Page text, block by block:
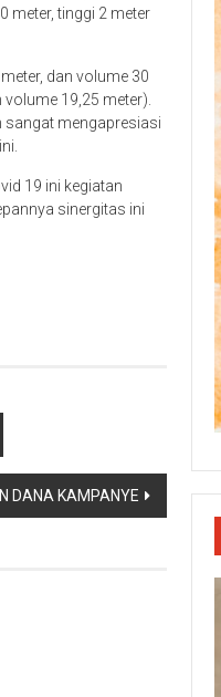
meter, tinggi 2 meter
dan volume 30
19,25 meter).
sangat mengapresiasi
19 ini kegiatan
sinergitas ini
DANA KAMPANYE